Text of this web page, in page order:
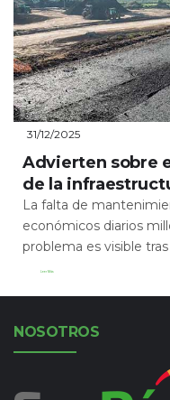
31/12/2025
Advierten sobre
de la
La falta de
económicos diarios
problema es visible tras
Leer Más
NOSOTROS